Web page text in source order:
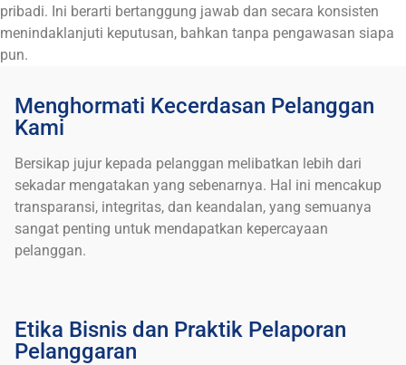
pribadi. Ini berarti bertanggung jawab dan secara konsisten
menindaklanjuti keputusan, bahkan tanpa pengawasan siapa
pun.
Menghormati Kecerdasan Pelanggan
Kami
Bersikap jujur kepada pelanggan melibatkan lebih dari
sekadar mengatakan yang sebenarnya. Hal ini mencakup
transparansi, integritas, dan keandalan, yang semuanya
sangat penting untuk mendapatkan kepercayaan
pelanggan.
Etika Bisnis dan Praktik Pelaporan
Pelanggaran